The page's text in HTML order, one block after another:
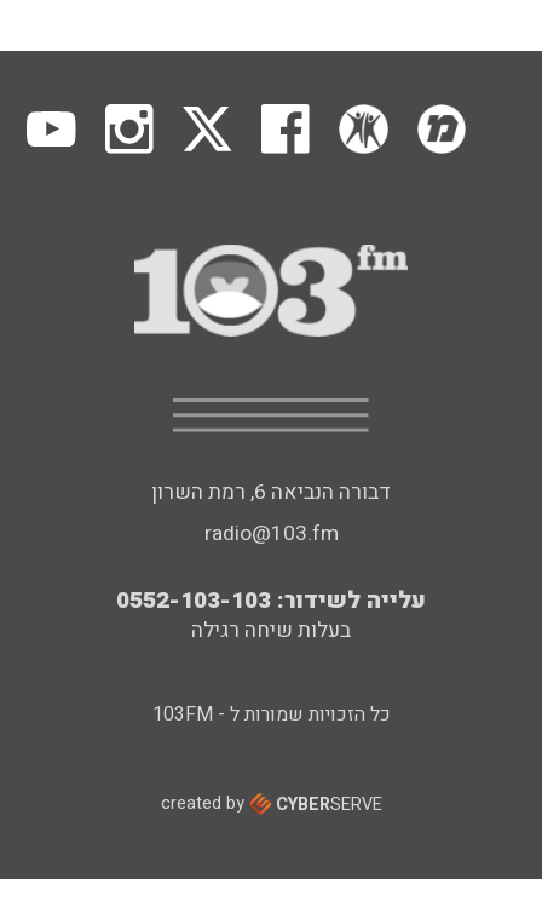
דבורה הנביאה 6, רמת השרון
radio@103.fm
עלייה לשידור: 0552-103-103
בעלות שיחה רגילה
כל הזכויות שמורות ל - 103FM
created by CYBERSERVE